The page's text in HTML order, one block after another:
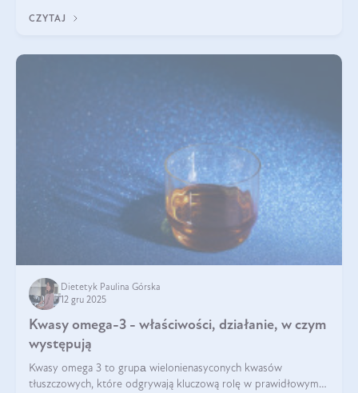
CZYTAJ
Dietetyk Paulina Górska
12 gru 2025
Kwasy omega-3 - właściwości, działanie, w czym
występują
Kwasy omega 3 to grupа wielonienasyconych kwasów
tłuszczowych, które odgrywają kluczową rolę w prawidłowym